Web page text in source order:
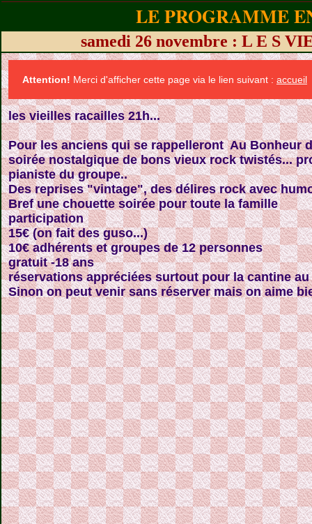
LE PROGRAMME
samedi 26 novembre : L E S
Attention! Merci d'afficher cette page via le lien suivant : accueil
les vieilles racailles 21h...
Pour les anciens qui se rappelleront Au Bonheur
soirée nostalgique de bons vieux rock twistés...
pianiste du groupe..
Des reprises "vintage", des délires rock avec
Bref une chouette soirée pour toute la famille
participation
15€ (on fait des guso...)
10€ adhérents et groupes de 12 personnes
gratuit -18 ans
réservations appréciées surtout pour la cantine
Sinon on peut venir sans réserver mais on aime